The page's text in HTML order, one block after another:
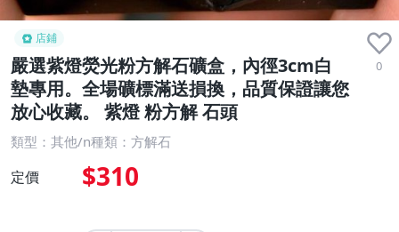
店鋪
嚴選紫燈熒光粉方解石礦盒，內徑3cm白
墊專用。全場礦標滿送損換，品質保證讓您
放心收藏。 紫燈 粉方解 石頭
0
類型：其他/n種類：方解石
定價 $310